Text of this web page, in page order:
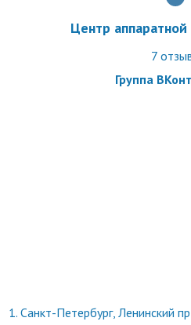
Для получения скидки
Центр
7
Группа
1. Санкт-Петербург, Ленинский